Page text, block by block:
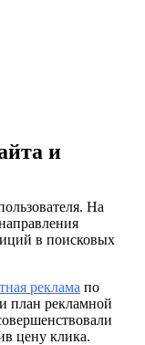
и
На
в поисковых
реклама по
план рекламной
цену клика.